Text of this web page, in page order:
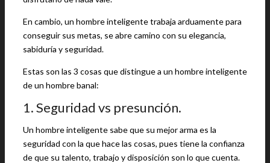
En cambio, un hombre inteligente trabaja arduamente para
conseguir sus metas, se abre camino con su elegancia,
sabiduría y seguridad.
Estas son las 3 cosas que distingue a un hombre inteligente
de un hombre banal:
1. Seguridad vs presunción.
Un hombre inteligente sabe que su mejor arma es la
seguridad con la que hace las cosas, pues tiene la confianza
de que su talento, trabajo y disposición son lo que cuenta.